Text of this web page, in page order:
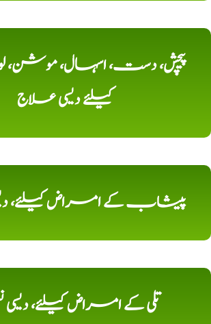
پیچش، دست، اسہال، موشن،
کیلئے دیسی علاج
پیشاب کے امراض کیلئے،
تلی کے امراض کیلئے،